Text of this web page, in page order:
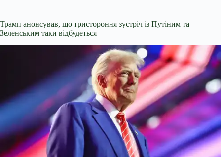
Трамп анонсував, що тристороння зустріч із Путіним та
Зеленським таки відбудеться